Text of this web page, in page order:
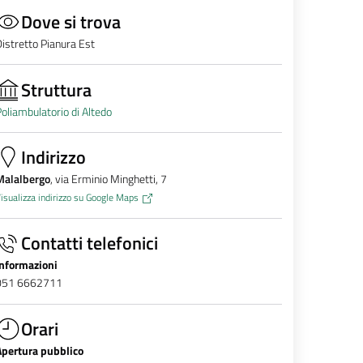
Dove si trova
Pianura Est
Struttura
di Altedo
Indirizzo
, via Erminio Minghetti, 7
indirizzo su Google Maps
Contatti telefonici
6662711
Orari
pubblico